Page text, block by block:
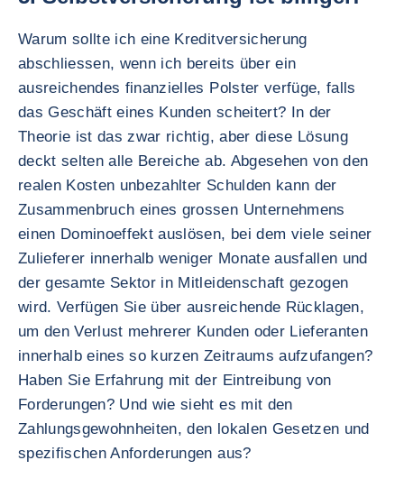
Warum sollte ich eine Kreditversicherung
abschliessen, wenn ich bereits über ein
ausreichendes finanzielles Polster verfüge, falls
das Geschäft eines Kunden scheitert? In der
Theorie ist das zwar richtig, aber diese Lösung
deckt selten alle Bereiche ab. Abgesehen von den
realen Kosten unbezahlter Schulden kann der
Zusammenbruch eines grossen Unternehmens
einen Dominoeffekt auslösen, bei dem viele seiner
Zulieferer innerhalb weniger Monate ausfallen und
der gesamte Sektor in Mitleidenschaft gezogen
wird. Verfügen Sie über ausreichende Rücklagen,
um den Verlust mehrerer Kunden oder Lieferanten
innerhalb eines so kurzen Zeitraums aufzufangen?
Haben Sie Erfahrung mit der Eintreibung von
Forderungen? Und wie sieht es mit den
Zahlungsgewohnheiten, den lokalen Gesetzen und
spezifischen Anforderungen aus?